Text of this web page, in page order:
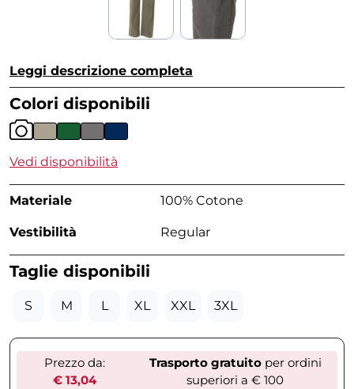
Leggi descrizione completa
Colori disponibili
Vedi disponibilità
Materiale 100% Cotone
Vestibilità Regular
Taglie disponibili
S M L XL XXL 3XL
Prezzo da:
€ 13,04
Trasporto gratuitoper ordini
superiori a € 100